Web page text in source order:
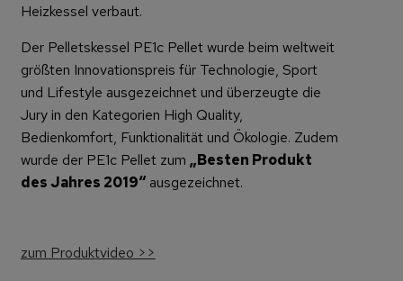
Heizkessel verbaut.
Der Pelletskessel PE1c Pellet wurde beim weltweit
größten Innovationspreis für Technologie, Sport
und Lifestyle ausgezeichnet und überzeugte die
Jury in den Kategorien High Quality,
Bedienkomfort, Funktionalität und Ökologie. Zudem
wurde der PE1c Pellet zum „Besten Produkt
des Jahres 2019“ausgezeichnet.
zum Produktvideo >>